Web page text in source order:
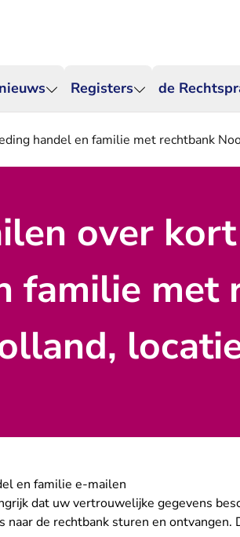
Registers de
handel en familie met rechtbank
over
familie met
en familie e-mailen
dat uw vertrouwelijke gegevens
naar de rechtbank sturen en